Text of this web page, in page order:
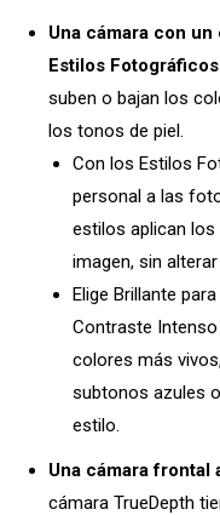
Una cámara con
Estilos
suben o bajan los
los tonos de piel.
Con los Estilos
personal a las
estilos aplican
imagen, sin
Elige Brillante
Contraste
colores más
subtonos azules
estilo.
Una cámara frontal
cámara TrueDepth